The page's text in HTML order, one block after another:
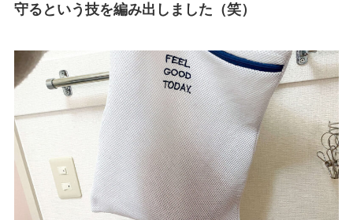
守るという技を編み出しました（笑）